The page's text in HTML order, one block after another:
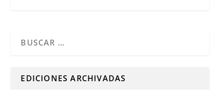
EDICIONES ARCHIVADAS